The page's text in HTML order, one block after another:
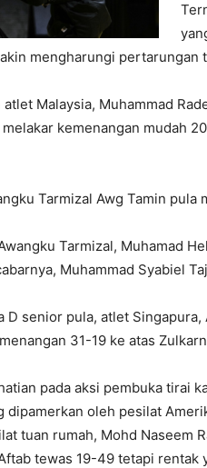
mengharungi pertarungan
Malaysia, Muhammad
kemenangan mudah
Tarmizal Awg Tamin
Tarmizal, Muhamad
Muhammad Syabiel
D senior pula, atlet
31-19 ke atas
pada aksi pembuka tirai
dipamerkan oleh pesilat
tuan rumah, Mohd Naseem
tewas 19-49 tetapi rentak